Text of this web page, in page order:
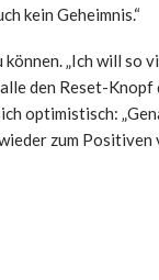
kein Geheimnis.“
„Ich will so
den Reset-Knopf
optimistisch:
zum Positiven